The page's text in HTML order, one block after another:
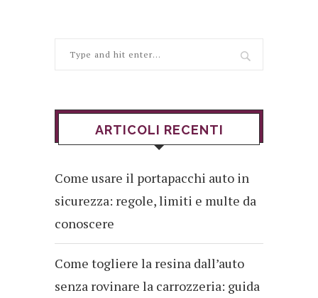
ARTICOLI RECENTI
Come usare il portapacchi auto in
sicurezza: regole, limiti e multe da
conoscere
Come togliere la resina dall’auto
senza rovinare la carrozzeria: guida